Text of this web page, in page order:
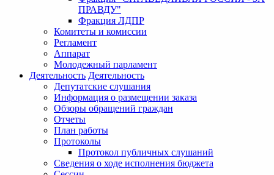
ПРАВДУ"
Фракция ЛДПР
Комитеты и комиссии
Регламент
Аппарат
Молодежный парламент
Деятельность Деятельность
Депутатские слушания
Информация о размещении заказа
Обзоры обращений граждан
Отчеты
План работы
Протоколы
Протокол публичных слушаний
Сведения о ходе исполнения бюджета